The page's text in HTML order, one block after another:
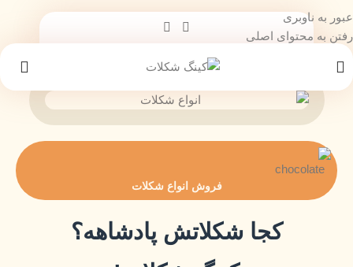
عبور به ناوبری
رفتن به محتوای اصلی
فروش انواع شکلات
کجا شکلاتش پادشاهه؟